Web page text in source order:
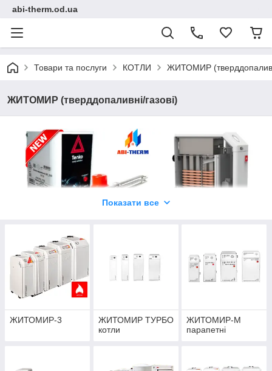
abi-therm.od.ua
Товари та послуги КОТЛИ ЖИТОМИР
ЖИТОМИР (тверддопаливні/газові)
Показати все
ЖИТОМИР-3
ЖИТОМИР ТУРБО
котли
ЖИТОМИР-М
парапетні